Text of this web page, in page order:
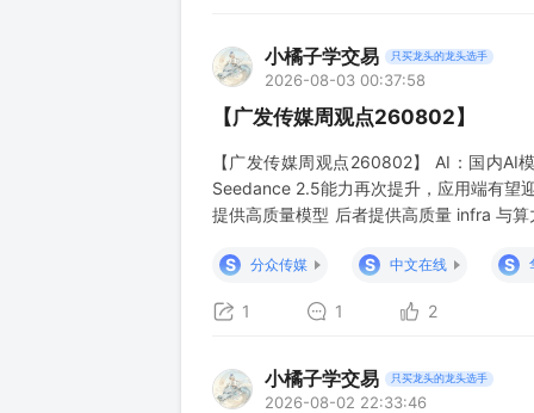
小橘子学交易 只买龙头的龙头选手
2026-08-03 00:37:58
【广发传媒周观点260802】
【广发传媒周观点260802】 AI：国内AI
Seedance 2.5能力再次提升，应用端有望
提供高质量模型 后者提供高质量 infra 与
S
分众传媒 S 中文在线 S
1 1 2
小橘子学交易 只买龙头的龙头选手
2026-08-02 22:33:46